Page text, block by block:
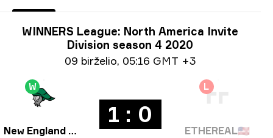
Turnyro informacija
WINNERS League: North America Invite
Division season 4 2020
Informacija apie datą
09 birželio, 05:16 GMT +3
W
New England Whalers
1 : 0
L
ETHEREAL🇺🇸